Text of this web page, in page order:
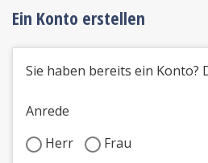
Ein Konto erstellen
Sie haben bereits ein Konto?
Anrede
Herr
Frau